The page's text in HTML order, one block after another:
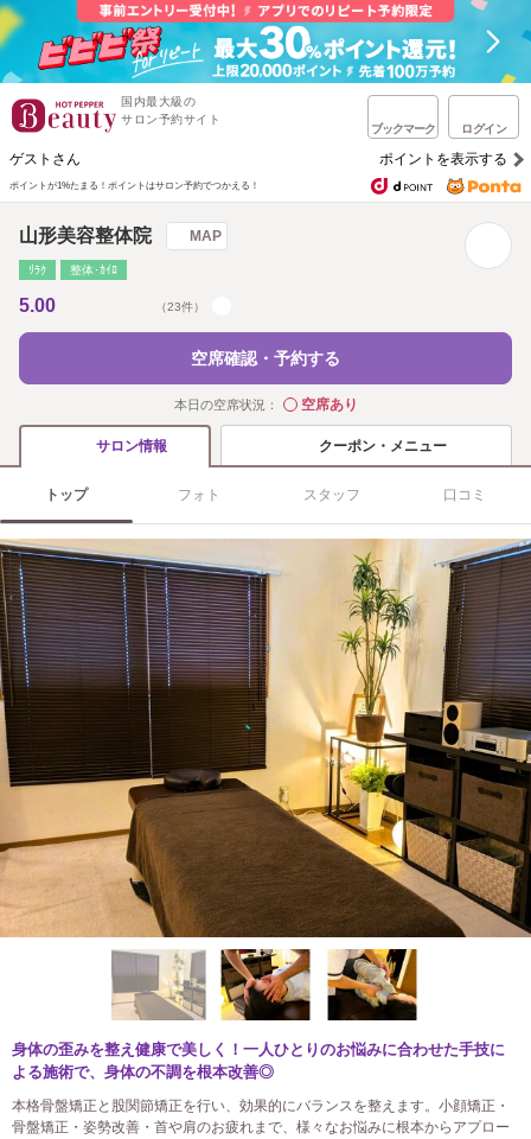
国内最大級の
サロン予約サイト
ブックマーク ログイン
ゲストさん ポイントを表示する
ポイントが1%たまる！ ポイントはサロン予約でつかえる！
山形美容整体院 MAP
ﾘﾗｸ 整体･ｶｲﾛ
5.00 （23件）
空席確認・予約する
本日の空席状況： ◯空席あり
サロン情報 クーポン・メニュー
トップ フォト スタッフ 口コミ
身体の歪みを整え健康で美しく！一人ひとりのお悩みに合わせた手技に
よる施術で、身体の不調を根本改善◎
本格骨盤矯正と股関節矯正を行い、効果的にバランスを整えます。小顔矯正・
骨盤矯正・姿勢改善・首や肩のお疲れまで、様々なお悩みに根本からアプロー